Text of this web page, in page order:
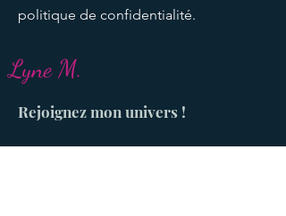
politique de confidentialité.
Lyne M.
Rejoignez mon univers !